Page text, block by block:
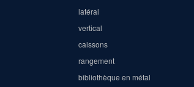
latéral
vertical
caissons
rangement
bibliothèque en métal